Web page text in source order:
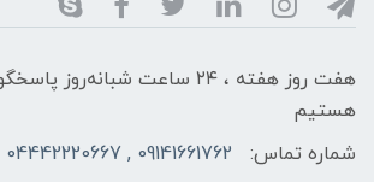
هفت روز هفته ، ۲۴ ساعت شبانه‌روز
هستیم
شماره تماس:
09141661762 , 04442220667